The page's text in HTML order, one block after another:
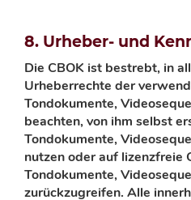
8. Urheber- und
Die CBOK ist bestrebt, in
Urheberrechte der
Tondokumente,
beachten, von ihm selbst
Tondokumente,
nutzen oder auf lizenzfreie
Tondokumente,
zurückzugreifen. Alle